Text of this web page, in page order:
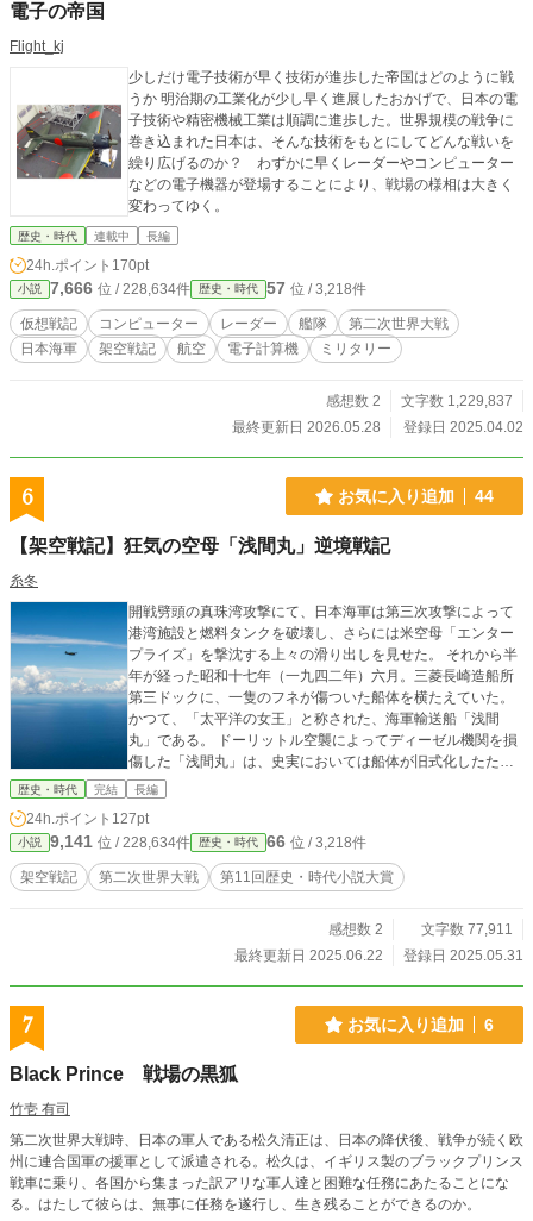
電子の帝国
Flight_kj
少しだけ電子技術が早く技術が進歩した帝国はどのように戦
うか 明治期の工業化が少し早く進展したおかげで、日本の電
子技術や精密機械工業は順調に進歩した。世界規模の戦争に
巻き込まれた日本は、そんな技術をもとにしてどんな戦いを
繰り広げるのか？ わずかに早くレーダーやコンピューター
などの電子機器が登場することにより、戦場の様相は大きく
変わってゆく。
歴史・時代 連載中 長編
24h.ポイント 170pt
小説 7,666 位 / 228,634件 歴史・時代 57 位 / 3,218件
仮想戦記 コンピューター レーダー 艦隊
第二次世界大戦
日本海軍
架空戦記 航空 電子計算機 ミリタリー
感想数 2
文字数 1,229,837
最終更新日 2026.05.28
登録日 2025.04.02
6 お気に入り追加 44
【架空戦記】狂気の空母「浅間丸」逆境戦記
糸冬
開戦劈頭の真珠湾攻撃にて、日本海軍は第三次攻撃によって
港湾施設と燃料タンクを破壊し、さらには米空母「エンター
プライズ」を撃沈する上々の滑り出しを見せた。 それから半
年が経った昭和十七年（一九四二年）六月。三菱長崎造船所
第三ドックに、一隻のフネが傷ついた船体を横たえていた。
かつて、「太平洋の女王」と称された、海軍輸送船「浅間
丸」である。 ドーリットル空襲によってディーゼル機関を損
傷した「浅間丸」は、史実においては船体が旧式化したため
凍結された計画を復活させ、特設航空母艦として蘇ろうとし
した内容となります。
歴史・時代 完結 長編
24h.ポイント 127pt
小説 9,141 位 / 228,634件 歴史・時代 66 位 / 3,218件
架空戦記 第二次世界大戦 第11回歴史・時代小説大賞
感想数 2
文字数 77,911
最終更新日 2025.06.22
登録日 2025.05.31
7 お気に入り追加 6
Black Prince 戦場の黒狐
竹壱 有司
第二次世界大戦時、日本の軍人である松久清正は、日本の降伏後、戦争が続く欧
州に連合国軍の援軍として派遣される。松久は、イギリス製のブラックプリンス
戦車に乗り、各国から集まった訳アリな軍人達と困難な任務にあたることにな
る。はたして彼らは、無事に任務を遂行し、生き残ることができるのか。